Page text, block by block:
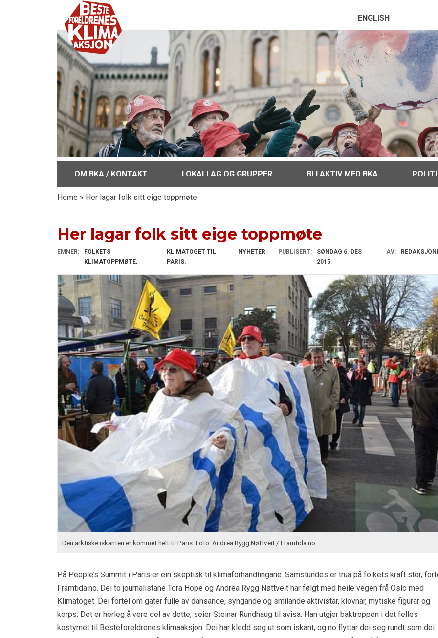
ENGLISH
OM BKA / KONTAKT LOKALLAG OG GRUPPER BLI AKTIV MED BKA
Home » Her lagar folk sitt eige toppmøte
Her lagar folk sitt eige toppmøte
EMNER:
FOLKETS
KLIMATOPPMØTE
KLIMATOGET TIL
PARIS
NYHETER PUBLISERT:
SØNDAG 6. DES
2015
AV:
Den arktiske iskanten er kommet helt til Paris. Foto: Andrea Rygg Nøttveit / Framtida.no
På People’s Summit i Paris er ein skeptisk til klimaforhandlingane. Samstundes er trua på folkets kraft stor,
Framtida.no. Dei to journalistane Tora Hope og Andrea Rygg Nøttveit har følgt med heile vegen frå Oslo med
Klimatoget. Dei fortel om gater fulle av dansande, syngande og smilande aktivistar, klovnar, mytiske figurar og
korps. Det er herleg å vere del av dette, seier Steinar Rundhaug til avisa. Han utgjer baktroppen i det felles
kostymet til Besteforeldrenes klimaaksjon. Dei har kledd seg ut som iskant, og no flyttar dei seg rundt som dei